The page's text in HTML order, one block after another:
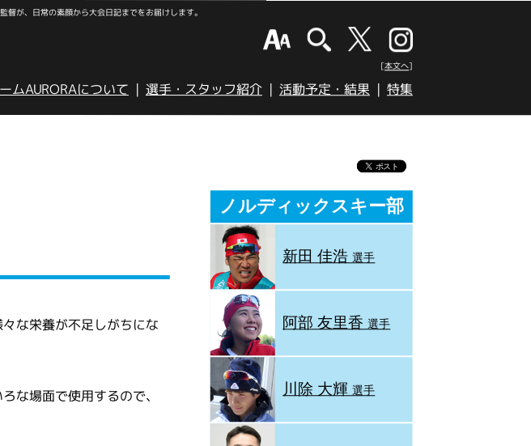
が、日常の素顔から大会日記までをお届けします。
[本文へ]
ムAURORAについて 選手・スタッフ紹介 活動予定・結果 特集
な栄養が不足しがちにな
な場面で使用するので、
ノルディックスキー部
新田 佳浩選手
阿部 友里香選手
川除 大輝選手